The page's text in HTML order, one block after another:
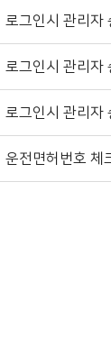
로그인시 관리자
로그인시 관리자
로그인시 관리자
운전면허번호 체